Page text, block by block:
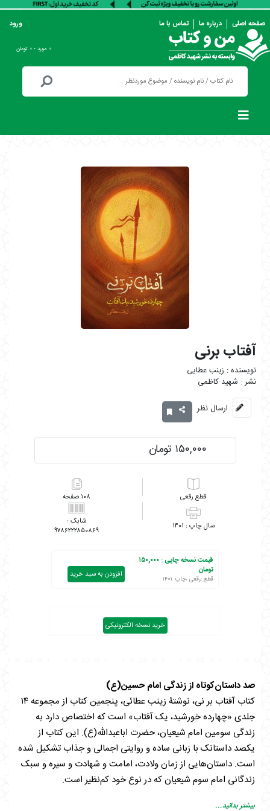
صفحه اصلی درباره ما تماس با ما ورود
۰ مورد - ۰ تومان
آفتاب برنی
زینب عطایی
شهید کاظمی
ارسال نظر
۱۵۰,۰۰۰ تومان
رقعی ۱۰۸
۱۴۰۱ ۹۷۸۶۲۲۲۸۵۰۸۶۹
قیمت نسخه چاپی :۱۵۰,۰۰۰
تومان
قطع :رقعی ،چاپ: ۱۴۰۱ افزودن به سبد خرید
خرید نسخه الکترونیکی
صد داستان‌کوتاه از زندگی امام حسین(ع)
کتاب آفتاب بر نی، نوشتۀ زینب عطائی، پنجمین کتاب از مجموعه ۱۴
جلدی «چهارده خورشید، یک آفتاب» است که اختصاص دارد به
زندگی سومین امام شیعیان، حضرت اباعبدالله(ع). این کتاب از
یکصد داستانک با زبانی ساده و روایتی اجمالی و جذاب تشکیل شده
است. داستان‌هایی از زمان ولادت، امامت و شهادت و سیره و سبک
زندگانی امام سوم شیعیان که در نوع خود کم‌نظیر است.
بیشتر بدانید...